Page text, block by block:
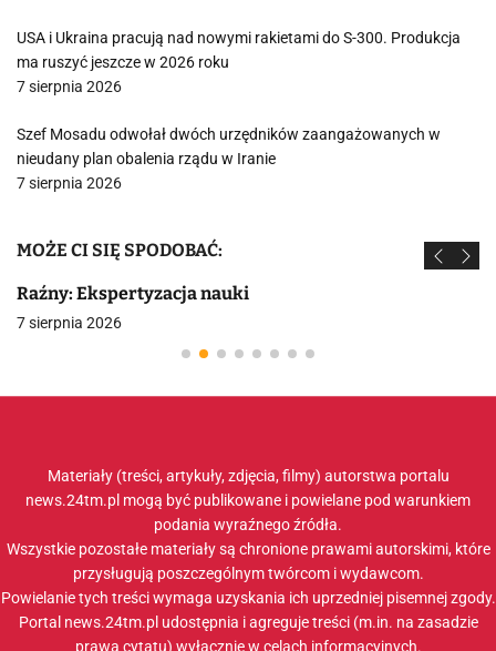
USA i Ukraina pracują nad nowymi rakietami do S-300. Produkcja
ma ruszyć jeszcze w 2026 roku
7 sierpnia 2026
Szef Mosadu odwołał dwóch urzędników zaangażowanych w
nieudany plan obalenia rządu w Iranie
7 sierpnia 2026
MOŻE CI SIĘ SPODOBAĆ:
Raźny: Ekspertyzacja nauki
7 sierpnia 2026
Materiały (treści, artykuły, zdjęcia, filmy) autorstwa portalu
news.24tm.pl mogą być publikowane i powielane pod warunkiem
podania wyraźnego źródła.
Wszystkie pozostałe materiały są chronione prawami autorskimi, które
przysługują poszczególnym twórcom i wydawcom.
Powielanie tych treści wymaga uzyskania ich uprzedniej pisemnej zgody.
Portal news.24tm.pl udostępnia i agreguje treści (m.in. na zasadzie
prawa cytatu) wyłącznie w celach informacyjnych.